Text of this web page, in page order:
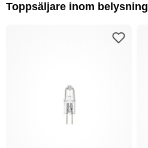
Toppsäljare inom belysning